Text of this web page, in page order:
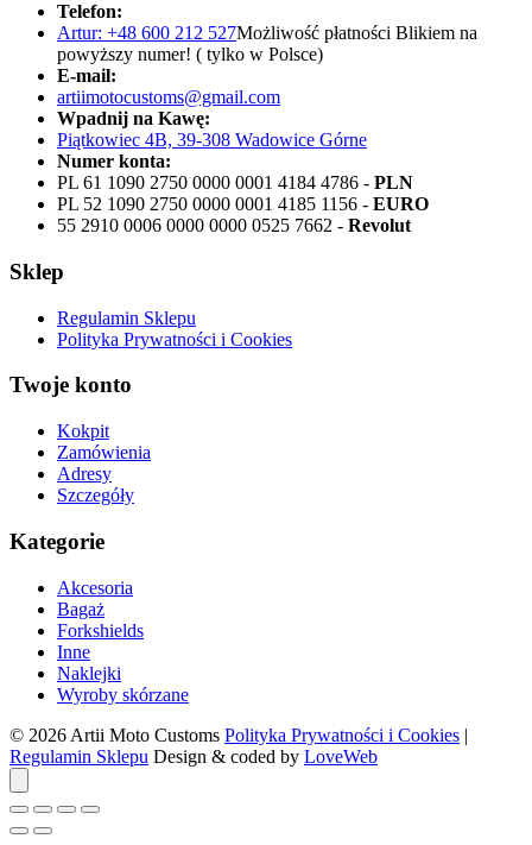
Telefon:
Artur: +48 600 212 527Możliwość płatności Blikiem na
powyższy numer! ( tylko w Polsce)
E-mail:
artiimotocustoms@gmail.com
Wpadnij na Kawę:
Piątkowiec 4B, 39-308 Wadowice Górne
Numer konta:
PL 61 1090 2750 0000 0001 4184 4786 - PLN
PL 52 1090 2750 0000 0001 4185 1156 - EURO
55 2910 0006 0000 0000 0525 7662 - Revolut
Sklep
Regulamin Sklepu
Polityka Prywatności i Cookies
Twoje konto
Kokpit
Zamówienia
Adresy
Szczegóły
Kategorie
Akcesoria
Bagaż
Forkshields
Inne
Naklejki
Wyroby skórzane
© 2026 Artii Moto Customs Polityka Prywatności i Cookies |
Regulamin Sklepu Design & coded by LoveWeb